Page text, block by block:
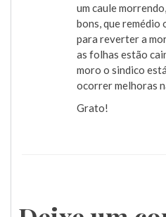
um caule
bons, que
para reverter a
as folhas estão
moro o sindico
ocorrer melhoras
Grato!